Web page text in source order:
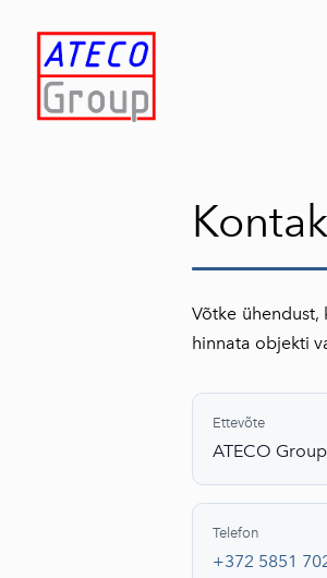
Võtke
hinnata objekti
Ettevõte
ATECO
Telefon
+372 5851